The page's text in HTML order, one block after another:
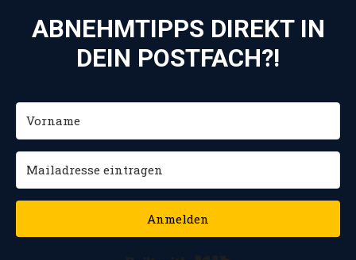
ABNEHMTIPPS DIREKT IN
DEIN POSTFACH?!
Anmelden